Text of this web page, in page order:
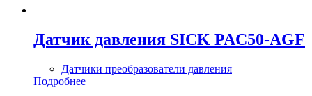
Датчик давления SICK PAC50-AGF
Датчики преобразователи давления
Подробнее